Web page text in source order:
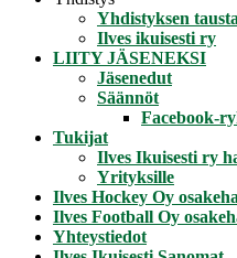
Yhdistyksen
Ilves ikuisesti ry
LIITY JÄSENEKSI
Jäsenedut
Säännöt
Facebook-
Tukijat
Ilves Ikuisesti ry
Yrityksille
Ilves Hockey Oy
Ilves Football Oy
Yhteystiedot